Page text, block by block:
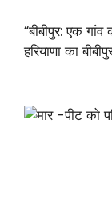
“बीबीपुर: एक
हरियाणा का